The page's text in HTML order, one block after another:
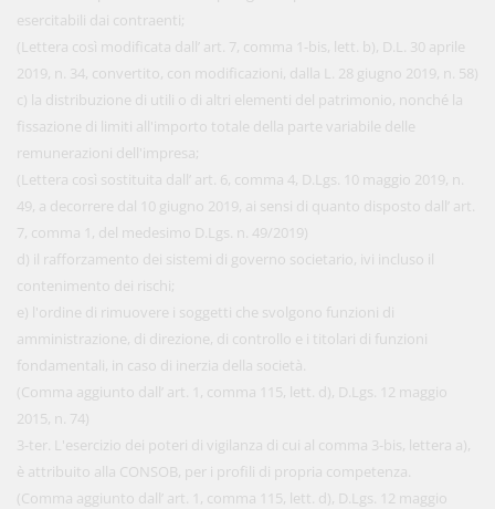
esercitabili dai contraenti;
(Lettera così modificata dall’ art. 7, comma 1-bis, lett. b), D.L. 30 aprile
2019, n. 34, convertito, con modificazioni, dalla L. 28 giugno 2019, n. 58)
c) la distribuzione di utili o di altri elementi del patrimonio, nonché la
fissazione di limiti all'importo totale della parte variabile delle
remunerazioni dell'impresa;
(Lettera così sostituita dall’ art. 6, comma 4, D.Lgs. 10 maggio 2019, n.
49, a decorrere dal 10 giugno 2019, ai sensi di quanto disposto dall’ art.
7, comma 1, del medesimo D.Lgs. n. 49/2019)
d) il rafforzamento dei sistemi di governo societario, ivi incluso il
contenimento dei rischi;
e) l'ordine di rimuovere i soggetti che svolgono funzioni di
amministrazione, di direzione, di controllo e i titolari di funzioni
fondamentali, in caso di inerzia della società.
(Comma aggiunto dall’ art. 1, comma 115, lett. d), D.Lgs. 12 maggio
2015, n. 74)
3-ter. L'esercizio dei poteri di vigilanza di cui al comma 3-bis, lettera a),
è attribuito alla CONSOB, per i profili di propria competenza.
(Comma aggiunto dall’ art. 1, comma 115, lett. d), D.Lgs. 12 maggio